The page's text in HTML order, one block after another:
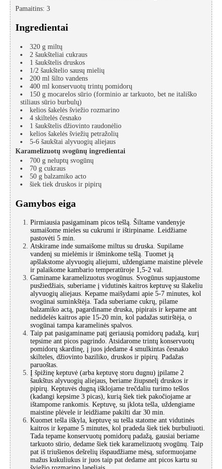
Pamaitins: 3
Ingredientai
320 g miltų
2 šaukšteliai cukraus
1 šaukštelis druskos
1/2 šaukštelio sausų mielių
200 ml šilto vandens
400 ml konservuotų trintų pomidorų
150 g mocarelos sūrio (forminio ar tarkuoto, bet ne itališko
stiliaus sūrio burbulų)
kelios šakelės šviežio rozmarino
4 skiltelės česnako
1 šaukštelis džiovinto raudonėlio
kelios šakelės šviežių petražolių
5-6 šaukštai alyvuogių aliejaus
Karamelizuotų svogūnų ingredientai
700 g neluptų svogūnų
70 g cukraus
50 g balzamiko acto
šiek tiek druskos ir pipirų
Gamybos eiga
Pirmiausia pasigaminam picos tešlą. Šiltame vandenyje
sumaišome mieles su cukrumi ir ištirpiname. Leidžiame
pastovėti 5 min.
Atskirame inde sumaišome miltus su druska. Supilame
vandenį su mielėmis ir išminkome tešlą. Tuomet ją
apšlakstome alyvuogių aliejumi, uždengiame maistine plėvele
ir palaikome kambario temperatūroje 1,5-2 val.
Gaminame karamelizuotus svogūnus. Svogūnus supjaustome
pusžiedžiais, suberiame į vidutinės kaitros keptuvę su šlakeliu
alyvuogių aliejaus. Kepame maišydami apie 5-7 minutes, kol
svogūnai suminkštėja. Tada suberiame cukrų, pilame
balzamiko actą, pagardiname druska, pipirais ir kepame ant
nedidelės kaitros apie 15-20 min, kol padažas sutirštėja, o
svogūnai tampa karamelinės spalvos.
Taip pat pasigaminame patį geriausią pomidorų padažą, kurį
tepsime ant picos pagrindo. Atsidarome trintų konservuotų
pomidorų skardinę, į juos įdedame 4 smulkintas česnako
skilteles, džiovinto baziliko, druskos ir pipirų. Padažas
paruoštas.
Į špižinę keptuvė (arba keptuvę storu dugnu) įpilame 2
šaukštus alyvuogių aliejaus, beriame žiupsnelį druskos ir
pipirų. Keptuvės dugną išklojame trečdaliu turimo tešlos
(kadangi kepsime 3 picas), kurią šiek tiek pakočiojame ar
ištampome rankomis. Keptuvę, su įklota tešla, uždengiame
maistine plėvele ir leidžiame pakilti dar 30 min.
Kuomet tešla iškyla, keptuvę su tešla statome ant vidutinės
kaitros ir kepame 5 minutes, kol pradeda šiek tiek burbuliuoti.
Tada tepame konservuotų pomidorų padažą, gausiai beriame
tarkuoto sūrio, dedame šiek tiek karamelizuotų svogūnų. Taip
pat iš triušienos dešrelių išspaudžiame mėsą, suformuojame
mažus kukuliukus ir juos taip pat dedame ant picos kartu su